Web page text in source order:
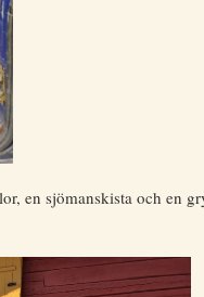
en sjömanskista och en